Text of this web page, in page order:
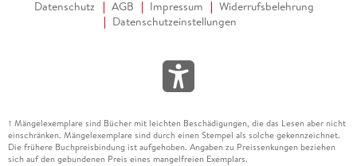
Datenschutz AGB Impressum
Widerrufsbelehrung
Datenschutzeinstellungen
1 Mängelexemplare sind Bücher mit leichten Beschädigungen, die das Lesen aber nicht
einschränken. Mängelexemplare sind durch einen Stempel als solche gekennzeichnet.
Die frühere Buchpreisbindung ist aufgehoben. Angaben zu Preissenkungen beziehen
sich auf den gebundenen Preis eines mangelfreien Exemplars.